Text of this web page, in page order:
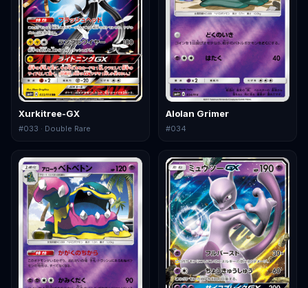
Xurkitree-GX
#033 · Double Rare
Alolan Grimer
#034